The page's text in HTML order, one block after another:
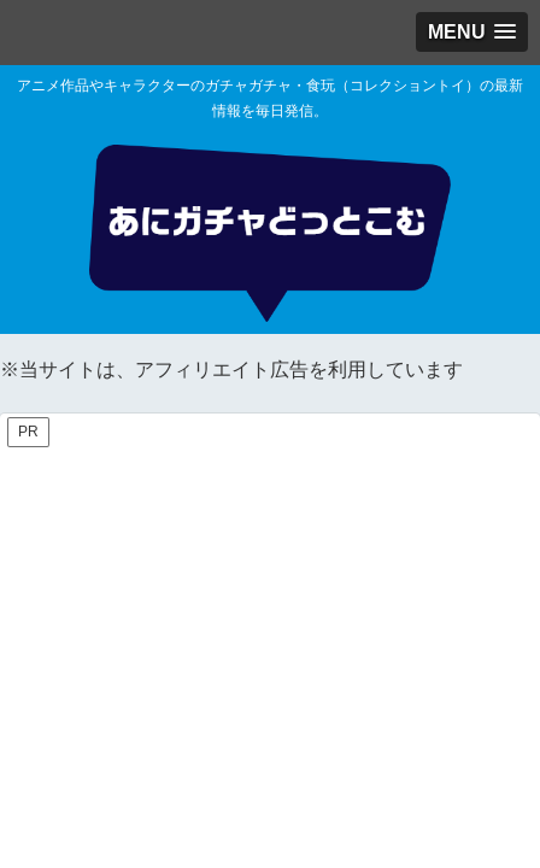
MENU
アニメ作品やキャラクターのガチャガチャ・食玩（コレクショントイ）の最新
情報を毎日発信。
※当サイトは、アフィリエイト広告を利用しています
PR